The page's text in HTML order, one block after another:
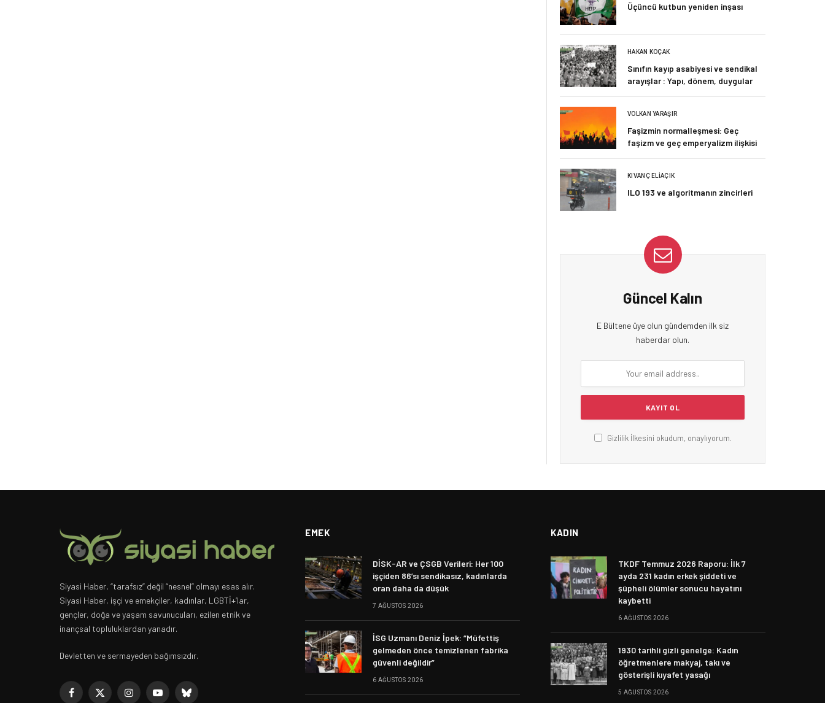
Üçüncü kutbun yeniden inşası
HAKAN KOÇAK
Sınıfın kayıp asabiyesi ve sendikal
arayışlar : Yapı, dönem, duygular
VOLKAN YARAŞIR
Faşizmin normalleşmesi: Geç
faşizm ve geç emperyalizm ilişkisi
KIVANÇ ELIAÇIK
ILO 193 ve algoritmanın zincirleri
Güncel Kalın
E Bültene üye olun gündemden ilk siz
haberdar olun.
Gizlilik İlkesini okudum, onaylıyorum.
Siyasi Haber, “tarafsız” değil “nesnel” olmayı esas alır.
Siyasi Haber, işçi ve emekçiler, kadınlar, LGBTİ+’lar,
gençler, doğa ve yaşam savunucuları, ezilen etnik ve
inançsal topluluklardan yanadır.
Devletten ve sermayeden bağımsızdır.
Facebook
X InstagramYouTubeBluesky
EMEK
DİSK-AR ve ÇSGB Verileri: Her 100
işçiden 86’sı sendikasız, kadınlarda
oran daha da düşük
7 AĞUSTOS 2026
İSG Uzmanı Deniz İpek: “Müfettiş
gelmeden önce temizlenen fabrika
güvenli değildir”
6 AĞUSTOS 2026
KADIN
TKDF Temmuz 2026 Raporu: İlk 7
ayda 231 kadın erkek şiddeti ve
şüpheli ölümler sonucu hayatını
kaybetti
6 AĞUSTOS 2026
1930 tarihli gizli genelge: Kadın
öğretmenlere makyaj, takı ve
gösterişli kıyafet yasağı
5 AĞUSTOS 2026